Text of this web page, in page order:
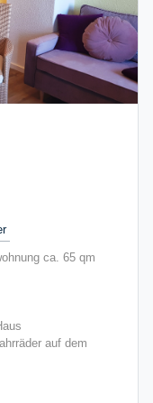
ca. 65 qm
auf dem